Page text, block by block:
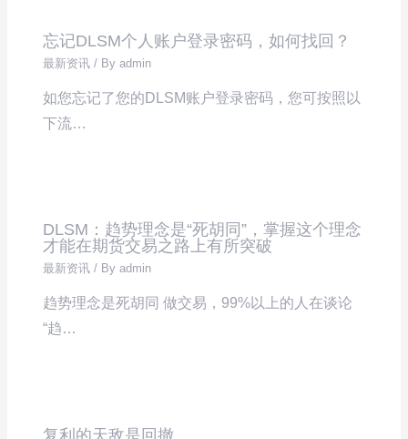
忘记DLSM个人账户登录密码，如何找回？
最新资讯 / Byadmin
如您忘记了您的DLSM账户登录密码，您可按照以
下流…
DLSM：趋势理念是“死胡同”，掌握这个理念
才能在期货交易之路上有所突破
最新资讯 / Byadmin
趋势理念是死胡同 做交易，99%以上的人在谈论
“趋…
复利的天敌是回撤